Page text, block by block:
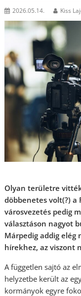
2026.05.14. Kiss
Olyan területre
döbbenetes volt(?) a
városvezetés pedig
választáson nagyot
Márpedig addig elég
hírekhez, az viszont
A független sajtó az
helyzetbe került az
kormányok egyre